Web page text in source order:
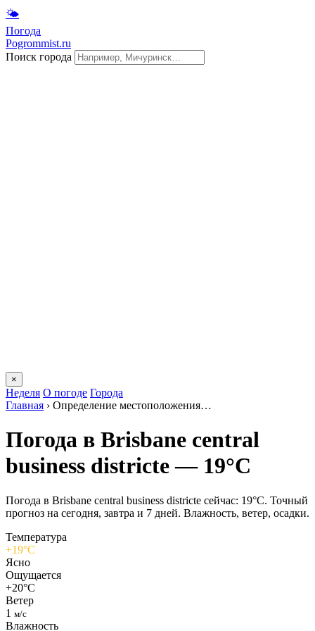
🌤
Погода
Pogrommist.ru
Поиск города
×
Неделя О погоде Города
Главная › Определение местоположения…
Погода в Brisbane central
business districtе — 19°C
Погода в Brisbane central business districtе сейчас: 19°C. Точный
прогноз на сегодня, завтра и 7 дней. Влажность, ветер, осадки.
Температура
+19°C
Ясно
Ощущается
+20°C
Ветер
1 м/с
Влажность